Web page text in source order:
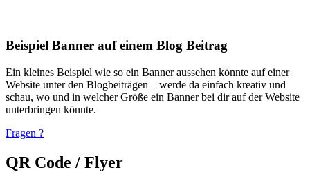
Beispiel Banner auf einem Blog Beitrag
Ein kleines Beispiel wie so ein Banner aussehen könnte auf einer
Website unter den Blogbeiträgen – werde da einfach kreativ und
schau, wo und in welcher Größe ein Banner bei dir auf der Website
unterbringen könnte.
Fragen ?
QR Code / Flyer